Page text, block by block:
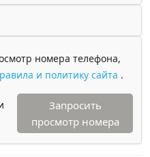
номера телефона,
и политику сайта .
Запросить
просмотр номера